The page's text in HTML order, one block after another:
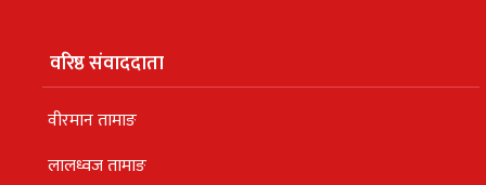
वरिष्ठ संवाददाता
वीरमान तामाङ
लालध्वज तामाङ